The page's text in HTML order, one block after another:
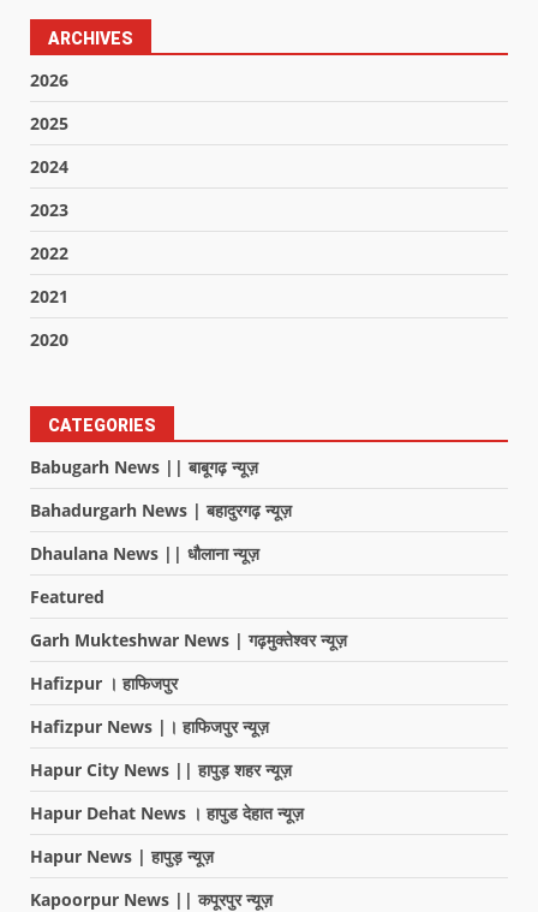
ARCHIVES
2026
2025
2024
2023
2022
2021
2020
CATEGORIES
Babugarh News || बाबूगढ़ न्यूज़
Bahadurgarh News | बहादुरगढ़ न्यूज़
Dhaulana News || धौलाना न्यूज़
Featured
Garh Mukteshwar News | गढ़मुक्तेश्वर न्यूज़
Hafizpur । हाफिजपुर
Hafizpur News |। हाफिजपुर न्यूज़
Hapur City News || हापुड़ शहर न्यूज़
Hapur Dehat News । हापुड देहात न्यूज़
Hapur News | हापुड़ न्यूज़
Kapoorpur News || कपूरपुर न्यूज़